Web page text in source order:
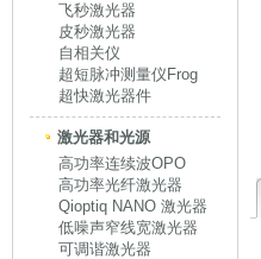
飞秒激光器
皮秒激光器
自相关仪
超短脉冲测量仪Frog
超快激光器件
激光器和光源
高功率连续波OPO
高功率光纤激光器
Qioptiq NANO 激光器
低噪声窄线宽激光器
可调谐激光器